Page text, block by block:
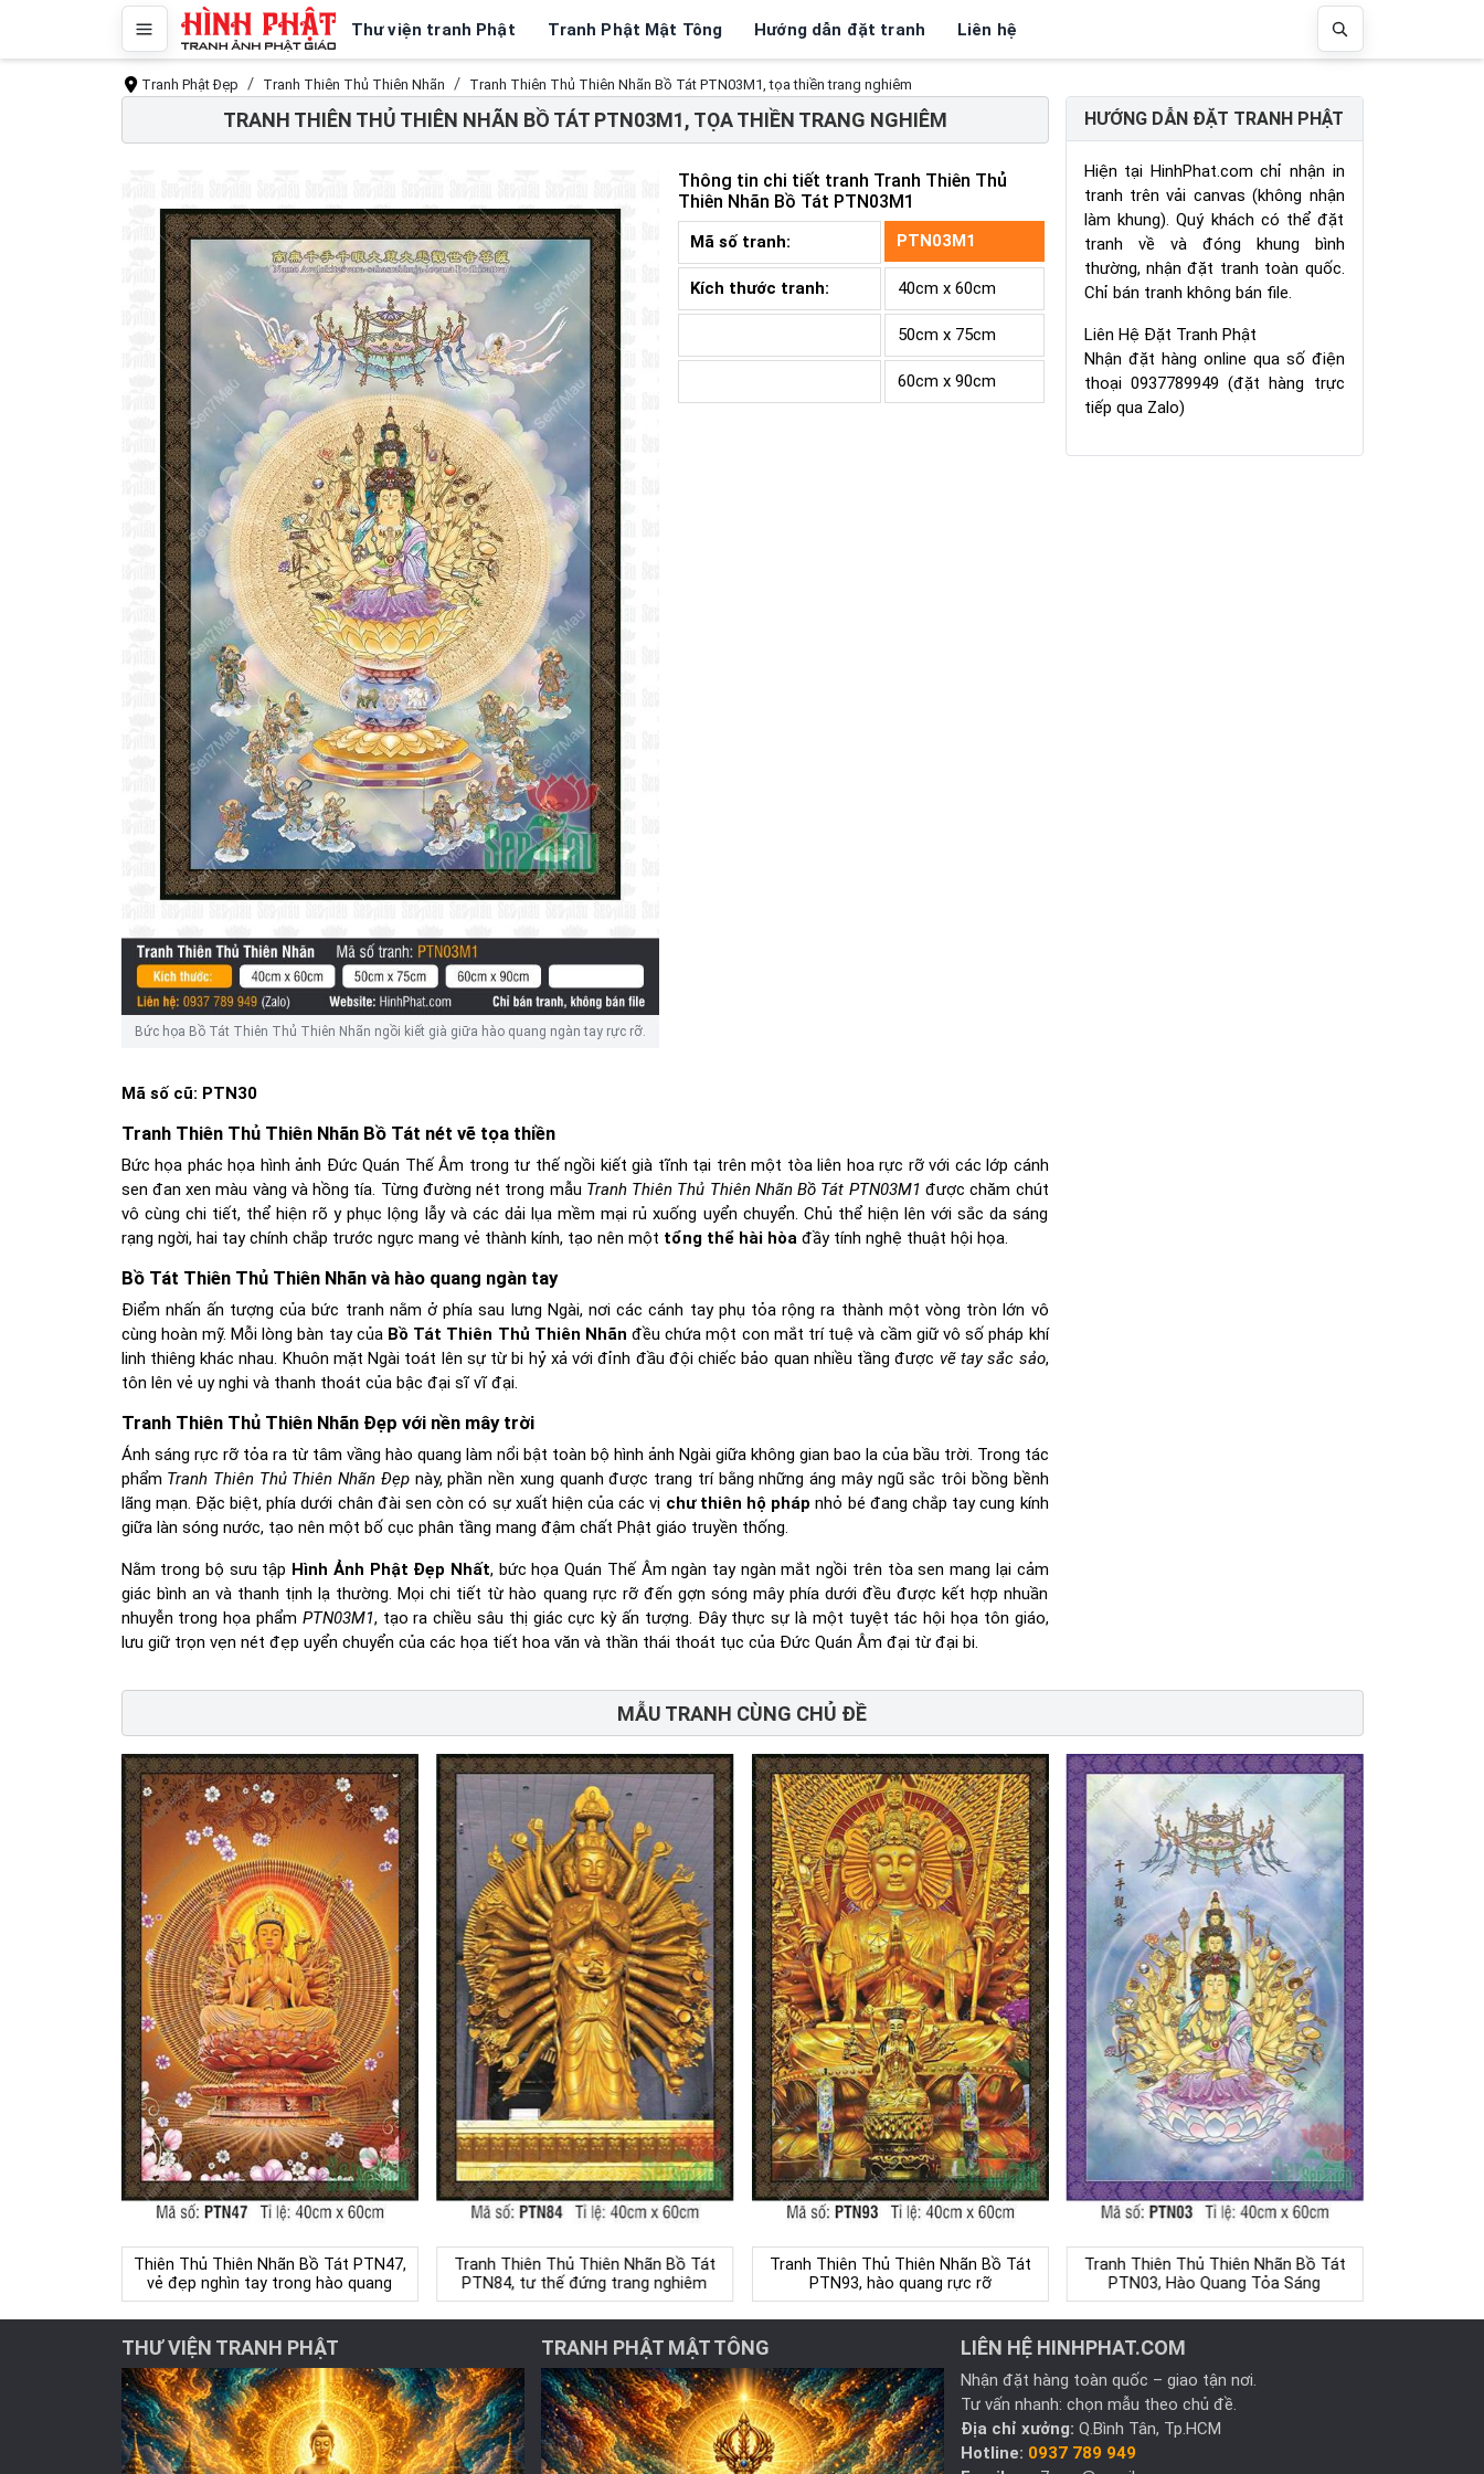
Thư viện tranh Phật Tranh Phật Mật Tông Hướng dẫn đặt tranh Liên hệ
Tranh Phật Đẹp Tranh Thiên Thủ Thiên Nhãn Tranh Thiên Thủ Thiên Nhãn Bồ Tát PTN03M1, tọa thiền trang nghiêm
TRANH THIÊN THỦ THIÊN NHÃN BỒ TÁT PTN03M1, TỌA THIỀN TRANG NGHIÊM
Bức họa Bồ Tát Thiên Thủ Thiên Nhãn ngồi kiết già giữa hào quang ngàn tay rực rỡ.
Thông tin chi tiết tranh Tranh Thiên Thủ
Thiên Nhãn Bồ Tát PTN03M1
Mã số tranh: PTN03M1
Kích thước tranh: 40cm x 60cm
50cm x 75cm
60cm x 90cm
Mã số cũ: PTN30
Tranh Thiên Thủ Thiên Nhãn Bồ Tát nét vẽ tọa thiền
Bức họa phác họa hình ảnh Đức Quán Thế Âm trong tư thế ngồi kiết già tĩnh tại trên một tòa liên hoa rực rỡ với các lớp cánh
sen đan xen màu vàng và hồng tía. Từng đường nét trong mẫu Tranh Thiên Thủ Thiên Nhãn Bồ Tát PTN03M1 được chăm chút
vô cùng chi tiết, thể hiện rõ y phục lộng lẫy và các dải lụa mềm mại rủ xuống uyển chuyển. Chủ thể hiện lên với sắc da sáng
rạng ngời, hai tay chính chắp trước ngực mang vẻ thành kính, tạo nên một tổng thể hài hòađầy tính nghệ thuật hội họa.
Bồ Tát Thiên Thủ Thiên Nhãn và hào quang ngàn tay
Điểm nhấn ấn tượng của bức tranh nằm ở phía sau lưng Ngài, nơi các cánh tay phụ tỏa rộng ra thành một vòng tròn lớn vô
cùng hoàn mỹ. Mỗi lòng bàn tay của Bồ Tát Thiên Thủ Thiên Nhãn đều chứa một con mắt trí tuệ và cầm giữ vô số pháp khí
linh thiêng khác nhau. Khuôn mặt Ngài toát lên sự từ bi hỷ xả với đỉnh đầu đội chiếc bảo quan nhiều tầng được vẽ tay sắc sảo,
tôn lên vẻ uy nghi và thanh thoát của bậc đại sĩ vĩ đại.
Tranh Thiên Thủ Thiên Nhãn Đẹp với nền mây trời
Ánh sáng rực rỡ tỏa ra từ tâm vầng hào quang làm nổi bật toàn bộ hình ảnh Ngài giữa không gian bao la của bầu trời. Trong tác
phẩm Tranh Thiên Thủ Thiên Nhãn Đẹpnày, phần nền xung quanh được trang trí bằng những áng mây ngũ sắc trôi bồng bềnh
lãng mạn. Đặc biệt, phía dưới chân đài sen còn có sự xuất hiện của các vị chư thiên hộ pháp nhỏ bé đang chắp tay cung kính
giữa làn sóng nước, tạo nên một bố cục phân tầng mang đậm chất Phật giáo truyền thống.
Nằm trong bộ sưu tập Hình Ảnh Phật Đẹp Nhất, bức họa Quán Thế Âm ngàn tay ngàn mắt ngồi trên tòa sen mang lại cảm
giác bình an và thanh tịnh lạ thường. Mọi chi tiết từ hào quang rực rỡ đến gợn sóng mây phía dưới đều được kết hợp nhuần
nhuyễn trong họa phẩm PTN03M1, tạo ra chiều sâu thị giác cực kỳ ấn tượng. Đây thực sự là một tuyệt tác hội họa tôn giáo,
lưu giữ trọn vẹn nét đẹp uyển chuyển của các họa tiết hoa văn và thần thái thoát tục của Đức Quán Âm đại từ đại bi.
HƯỚNG DẪN ĐẶT TRANH PHẬT
Hiện tại HinhPhat.com chỉ nhận in
tranh trên vải canvas (không nhận
làm khung). Quý khách có thể đặt
tranh về và đóng khung bình
thường, nhận đặt tranh toàn quốc.
Chỉ bán tranh không bán file.
Liên Hệ Đặt Tranh Phật
Nhận đặt hàng online qua số điện
thoại 0937789949 (đặt hàng trực
tiếp qua Zalo)
MẪU TRANH CÙNG CHỦ ĐỀ
Thiên Thủ Thiên Nhãn Bồ Tát PTN47,
vẻ đẹp nghìn tay trong hào quang
Tranh Thiên Thủ Thiên Nhãn Bồ Tát
PTN84, tư thế đứng trang nghiêm
Tranh Thiên Thủ Thiên Nhãn Bồ Tát
PTN93, hào quang rực rỡ
Tranh Thiên Thủ Thiên Nhãn Bồ Tát
PTN03, Hào Quang Tỏa Sáng
THƯ VIỆN TRANH PHẬT TRANH PHẬT MẬT TÔNG LIÊN HỆ HINHPHAT.COM
Nhận đặt hàng toàn quốc – giao tận nơi.
Tư vấn nhanh: chọn mẫu theo chủ đề.
Địa chỉ xưởng: Q.Bình Tân, Tp.HCM
Hotline: 0937 789 949